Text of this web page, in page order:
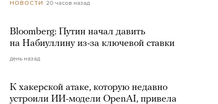
НОВОСТИ 20 часов назад
Bloomberg: Путин начал давить
на Набиуллину из-за ключевой ставки
день назад
К хакерской атаке, которую недавно
устроили ИИ-модели OpenAI, привела